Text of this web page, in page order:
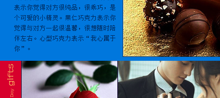
玫瑰花
要说女人都爱花那是绝对
的，即使天天送花，女人也
绝对不会对你的鲜花说
的女人都有过这样的梦想!对
于远距离的恋人送花也是非
常好的一个选择!
领带
代表用领带拴住他一生一世，
现。!系在男朋友的脖子上代表
辈子拴着他，捆着他，他想跑
了。
别人看似普通的香水，到处都可以买到，你却可以暗中感
觉属于你们两人的气息，即使他不在身旁，他的味道仍然
让你难以抗拒。
戒指
热恋中的
一步增进
果你想